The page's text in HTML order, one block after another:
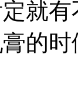
就
的